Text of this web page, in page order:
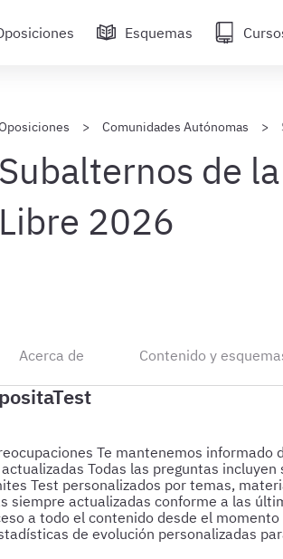
Esquemas
Comunidades Autónomas
Subalternos de
Libre 2026
Acerca de Contenido y
Te mantenemos informado
Todas las preguntas
Test personalizados por temas,
siempre actualizadas conforme a las
a todo el contenido desde el
de evolución personalizadas